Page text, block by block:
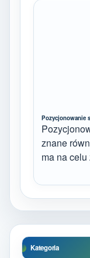
Pozycjonowanie
znane
ma na
Kategoria